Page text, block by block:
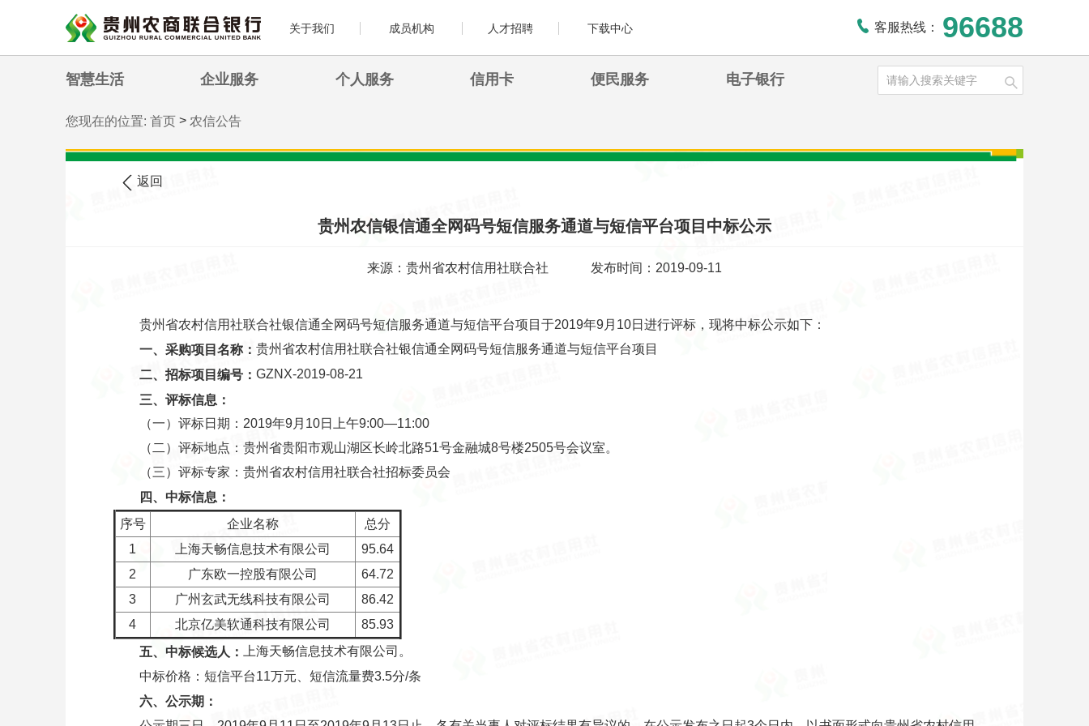
关于我们 成员机构 人才招聘 下载中心 客服热线： 96688
智慧生活 企业服务 个人服务 信用卡 便民服务 电子银行
您现在的位置: 首页> 农信公告
返回
贵州农信银信通全网码号短信服务通道与短信平台项目中标公示
来源：贵州省农村信用社联合社 发布时间：2019-09-11
贵州省农村信用社联合社银信通全网码号短信服务通道与短信平台项目于2019年9月10日进行评标，现将中标公示如下：
一、采购项目名称： 贵州省农村信用社联合社银信通全网码号短信服务通道与短信平台项目
二、招标项目编号： GZNX-2019-08-21
三、评标信息：
（一）评标日期：2019年9月10日上午9:00—11:00
（二）评标地点：贵州省贵阳市观山湖区长岭北路51号金融城8号楼2505号会议室。
（三）评标专家：贵州省农村信用社联合社招标委员会
四、中标信息：
序号
企业名称
总分
1
上海天畅信息技术有限公司
95.64
2
广东欧一控股有限公司
64.72
3
广州玄武无线科技有限公司
86.42
4
北京亿美软通科技有限公司
85.93
五、中标候选人：
上海天畅信息技术有限公司。
中标价格：短信平台11万元、短信流量费3.5分/条
六、公示期：